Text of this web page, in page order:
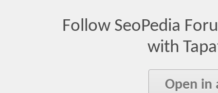
Follow SeoPedia
with
Open in